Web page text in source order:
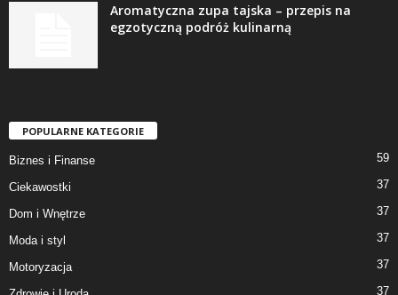
Aromatyczna zupa tajska – przepis na
egzotyczną podróż kulinarną
POPULARNE KATEGORIE
Biznes i Finanse 59
Ciekawostki 37
Dom i Wnętrze 37
Moda i styl 37
Motoryzacja 37
37